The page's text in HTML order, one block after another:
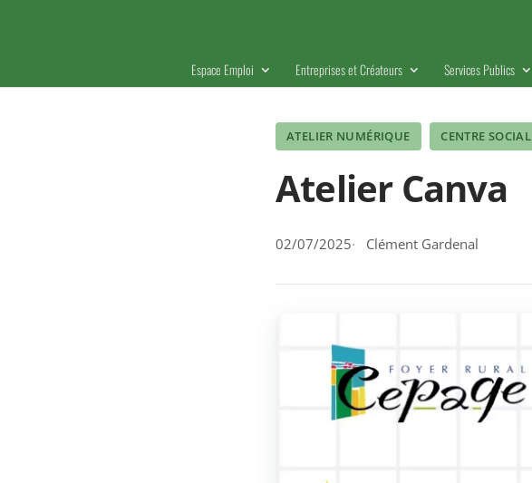
Espace Emploi Entreprises et Créateurs Services Publics
ATELIER NUMÉRIQUE CENTRE SOCIAL
Atelier Canva
02/07/2025 Clément Gardenal